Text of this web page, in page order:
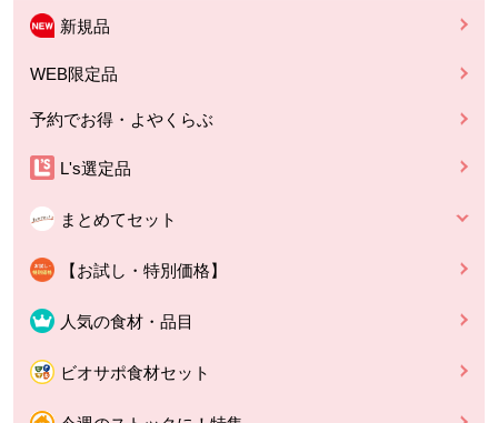
新規品
WEB限定品
予約でお得・よやくらぶ
L's選定品
まとめてセット
【お試し・特別価格】
人気の食材・品目
ビオサポ食材セット